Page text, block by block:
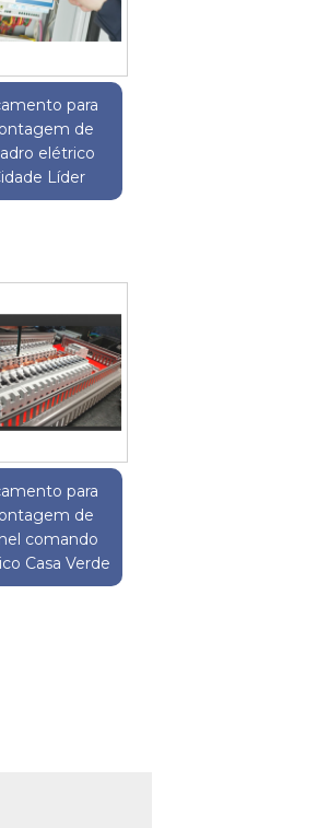
para
de
elétrico
Líder
para
de
comando
Casa Verde